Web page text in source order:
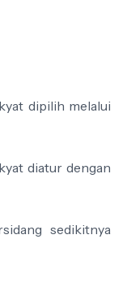
dipilih melalui
diatur dengan
sedikitnya